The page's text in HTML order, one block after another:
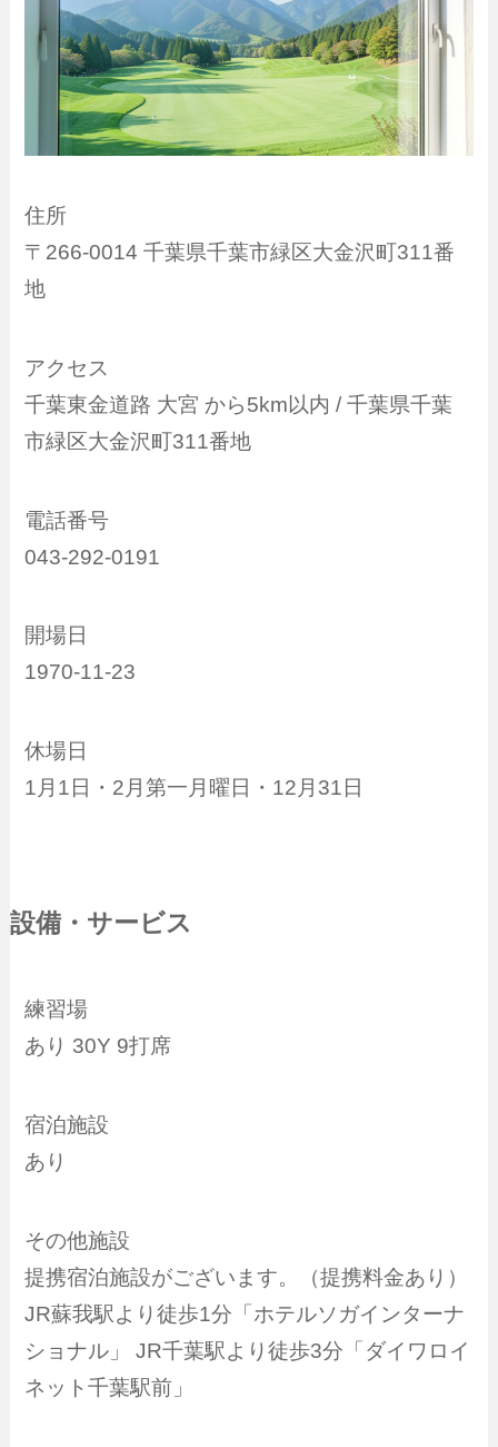
住所
〒266-0014 千葉県千葉市緑区大金沢町311番
地
アクセス
千葉東金道路 大宮 から5km以内 / 千葉県千葉
市緑区大金沢町311番地
電話番号
043-292-0191
開場日
1970-11-23
休場日
1月1日・2月第一月曜日・12月31日
設備・サービス
練習場
あり 30Y 9打席
宿泊施設
あり
その他施設
提携宿泊施設がございます。（提携料金あり）
JR蘇我駅より徒歩1分「ホテルソガインターナ
ショナル」 JR千葉駅より徒歩3分「ダイワロイ
ネット千葉駅前」